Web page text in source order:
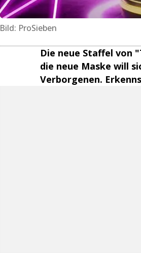
Bild: ProSieben
Die neue Staffel von
die neue Maske will
Verborgenen.